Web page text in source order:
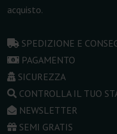
acquisto.
SPEDIZIONE E
PAGAMENTO
SICUREZZA
CONTROLLA IL TUO
NEWSLETTER
SEMI GRATIS